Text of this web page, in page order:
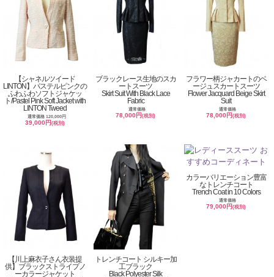
【シャネルツイード
LINTON】パステルピンクの
ふわふわソフトジャケッ
ト/Pastel Pink Soft Jacket with
LINTON Tweed
通常価格 120,000円
39,000円(税別)
ブラックレース生地のスカ
ートスーツ
Skirt Suit With Black Lace
Fabric
通常価格
78,000円(税別)
フラワー柄ジャカートのベ
ージュスカートスーツ
Flower Jacquard Beige Skirt
Suit
通常価格
78,000円(税別)
【川上麻衣子さん衣装提
供】ブラックストライプノ
ーカラージャケット
トレンチコート シルキー加
工ブラック
Black Polyester Silk
カラーバリエーション豊富
なトレンチコート
Trench Coat in 10 Colors
通常価格
79,000円(税別)